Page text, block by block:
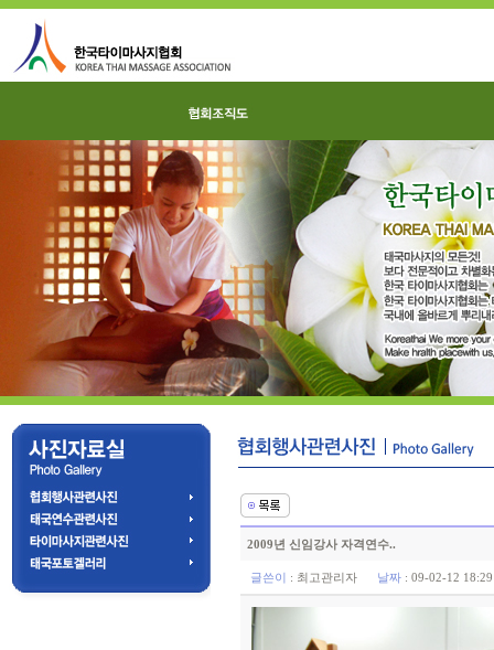
2009년 신임강사 자격연수..
글쓴이 : 최고관리자 날짜 : 09-02-12